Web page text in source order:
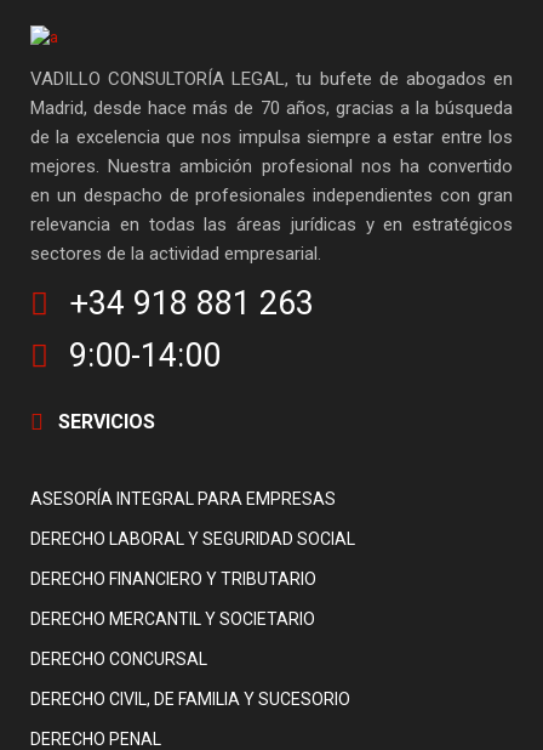
VADILLO CONSULTORÍA LEGAL, tu bufete de abogados en
Madrid, desde hace más de 70 años, gracias a la búsqueda
de la excelencia que nos impulsa siempre a estar entre los
mejores. Nuestra ambición profesional nos ha convertido
en un despacho de profesionales independientes con gran
relevancia en todas las áreas jurídicas y en estratégicos
sectores de la actividad empresarial.
+34 918 881 263
9:00-14:00
SERVICIOS
ASESORÍA INTEGRAL PARA EMPRESAS
DERECHO LABORAL Y SEGURIDAD SOCIAL
DERECHO FINANCIERO Y TRIBUTARIO
DERECHO MERCANTIL Y SOCIETARIO
DERECHO CONCURSAL
DERECHO CIVIL, DE FAMILIA Y SUCESORIO
DERECHO PENAL